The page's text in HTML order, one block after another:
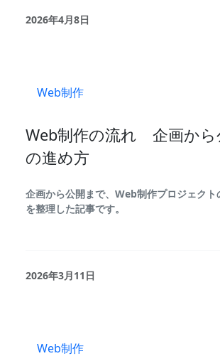
2026年4月8日
Web制作
Web制作の流れ 企画から
の進め方
企画から公開まで、Web制作プロジェクト
を整理した記事です。
2026年3月11日
Web制作